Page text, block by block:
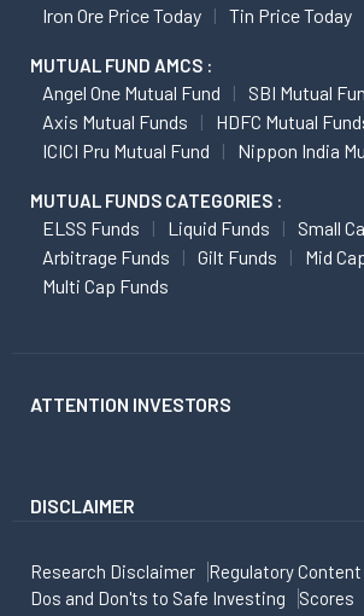
Iron Ore Price Today
Tin Price Today
MUTUAL FUND AMCS :
Angel One Mutual Fund
SBI Mutual
Axis Mutual Funds
HDFC Mutual
ICICI Pru Mutual Fund
Nippon India
MUTUAL FUNDS CATEGORIES :
ELSS Funds Liquid Funds
Small
Arbitrage Funds
Gilt Funds
Mid
Multi Cap Funds
ATTENTION INVESTORS
DISCLAIMER
Research Disclaimer
Regulatory Content
Dos and Don'ts to Safe Investing
Scores